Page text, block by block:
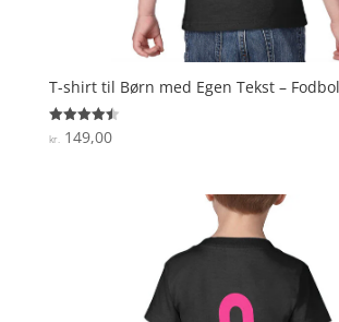
T-shirt til Børn med Egen Tekst –
Vurderet
4.5
kr. 149,00